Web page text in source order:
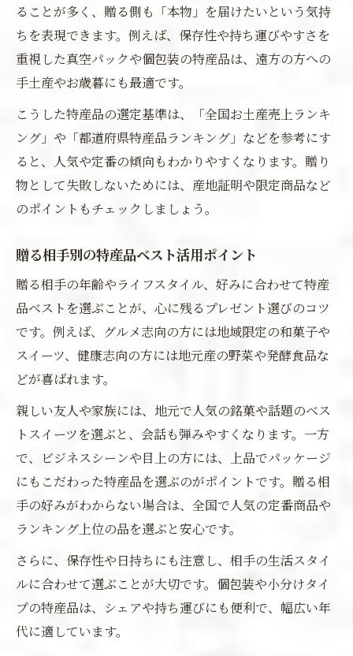
ることが多く、贈る側も「本物」を届けたいという気持
ちを表現できます。例えば、保存性や持ち運びやすさを
重視した真空パックや個包装の特産品は、遠方の方への
手土産やお歳暮にも最適です。
こうした特産品の選定基準は、「全国お土産売上ランキ
ング」や「都道府県特産品ランキング」などを参考にす
ると、人気や定番の傾向もわかりやすくなります。贈り
物として失敗しないためには、産地証明や限定商品など
のポイントもチェックしましょう。
贈る相手別の特産品ベスト活用ポイント
贈る相手の年齢やライフスタイル、好みに合わせて特産
品ベストを選ぶことが、心に残るプレゼント選びのコツ
です。例えば、グルメ志向の方には地域限定の和菓子や
スイーツ、健康志向の方には地元産の野菜や発酵食品な
どが喜ばれます。
親しい友人や家族には、地元で人気の銘菓や話題のベス
トスイーツを選ぶと、会話も弾みやすくなります。一方
で、ビジネスシーンや目上の方には、上品でパッケージ
にもこだわった特産品を選ぶのがポイントです。贈る相
手の好みがわからない場合は、全国で人気の定番商品や
ランキング上位の品を選ぶと安心です。
さらに、保存性や日持ちにも注意し、相手の生活スタイ
ルに合わせて選ぶことが大切です。個包装や小分けタイ
プの特産品は、シェアや持ち運びにも便利で、幅広い年
代に適しています。